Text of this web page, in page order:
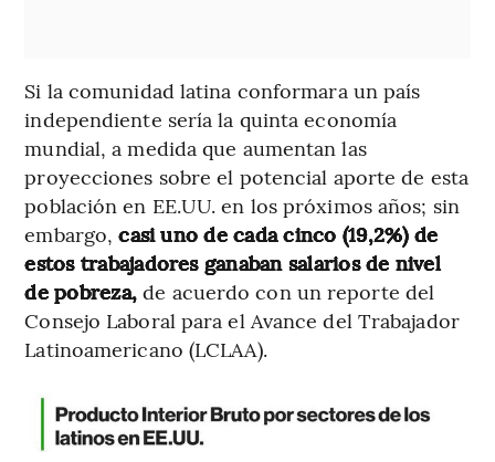
Si la comunidad latina conformara un país
independiente sería la quinta economía
mundial, a medida que aumentan las
proyecciones sobre el potencial aporte de esta
población en EE.UU. en los próximos años; sin
embargo,casi uno de cada cinco (19,2%) de
estos trabajadores ganaban salarios de nivel
de pobreza,de acuerdo con un reporte del
Consejo Laboral para el Avance del Trabajador
Latinoamericano (LCLAA).